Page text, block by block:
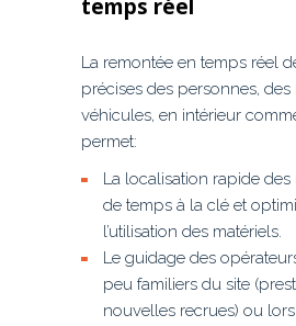
temps réel
La remontée en temps réel
précises des personnes, des
véhicules, en intérieur
permet:
La localisation rapide des
de temps à la clé et
l’utilisation des matériels.
Le guidage des
peu familiers du site
nouvelles recrues) ou